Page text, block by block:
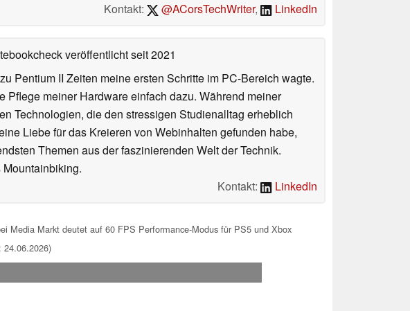
Kontakt:
@ACorsTechWriter, LinkedIn
veröffentlichtseit 2021
Pentium II Zeiten meine ersten Schritte im PC-Bereich wagte.
meiner Hardware einfach dazu. Während meiner
Technologien, die den stressigen Studienalltag erheblich
Liebe für das Kreieren von Webinhalten gefunden habe,
Themen aus der faszinierenden Welt der Technik.
Kontakt:
LinkedIn
Media Markt deutet auf 60 FPS Performance-Modus für PS5 und Xbox
24.06.2026)